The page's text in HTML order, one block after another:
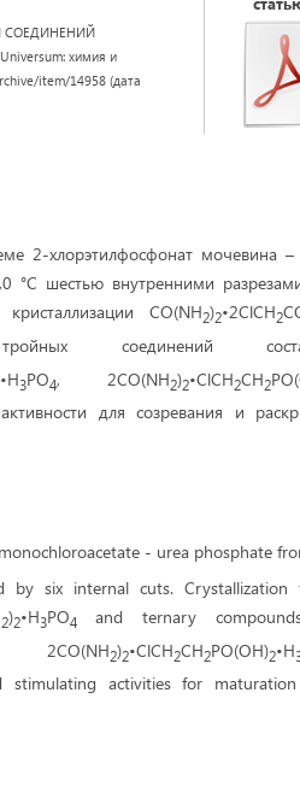
СОЕДИНЕНИЙ
химия и
item/14958 (дата
2-хлорэтилфосфонат мочевина
°С шестью внутренними
CO(NH2)2•2ClCH2
соединений
•H3PO4, 2CO(NH2)2•ClCH2CH2
для созревания и
- urea phosphate
six internal cuts. Crystallization
2)2•H3PO4 and ternary
2)2•ClCH2CH2PO(OH)2•H
stimulating activities for